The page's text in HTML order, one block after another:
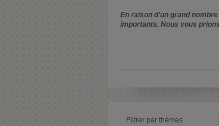
En raison d'un grand
importants. Nous vous
Filtrer par thèmes